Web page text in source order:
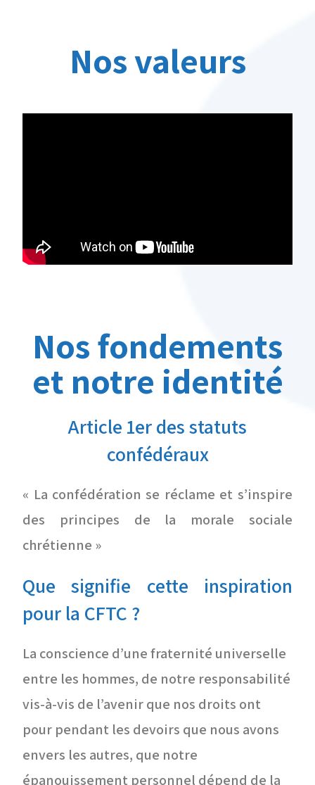
Nos valeurs
Nos fondements
et notre identité
Article 1er des statuts
confédéraux
« La confédération se réclame et s’inspire
des principes de la morale sociale
chrétienne »
Que signifie cette inspiration
pour la CFTC ?
La conscience d’une fraternité universelle
entre les hommes, de notre responsabilité
vis-à-vis de l’avenir que nos droits ont
pour pendant les devoirs que nous avons
envers les autres, que notre
épanouissement personnel dépend de la